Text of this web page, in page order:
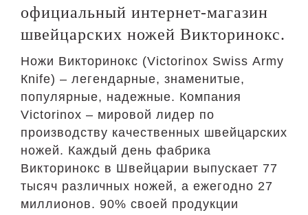
официальный интернет-магазин
швейцарских ножей Викторинокс.
Ножи Викторинокс (Victorinox Swiss Аrmy
Кnife) – легендарные, знаменитые,
популярные, надежные. Компания
Victorinox – мировой лидер по
производству качественных швейцарских
ножей. Каждый день фабрика
Викторинокс в Швейцарии выпускает 77
тысяч различных ножей, а ежегодно 27
миллионов. 90% своей продукции